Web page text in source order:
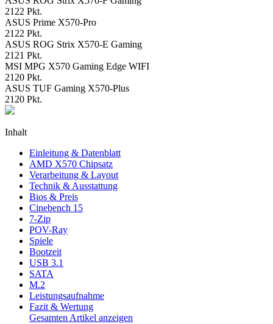
2122 Pkt.
ASUS Prime X570-Pro
2122 Pkt.
ASUS ROG Strix X570-E Gaming
2121 Pkt.
MSI MPG X570 Gaming Edge WIFI
2120 Pkt.
ASUS TUF Gaming X570-Plus
2120 Pkt.
Inhalt
Einleitung & Datenblatt
AMD X570 Chipsatz
Verarbeitung & Layout
Technik & Ausstattung
Bios & Preis
Cinebench 15
7-Zip
POV-Ray
Spiele
Bootzeit
USB 3.1
SATA
M.2
Leistungsaufnahme
Fazit & Wertung
Gesamten Artikel anzeigen